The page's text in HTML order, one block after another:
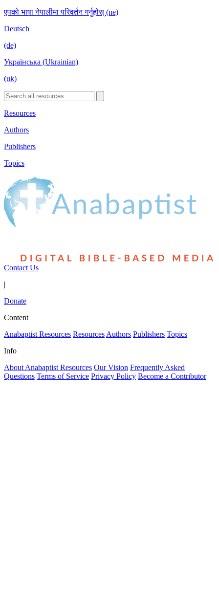
एपको भाषा नेपालीमा परिवर्तन गर्नुहोस् (ne)
Deutsch
(de)
Українська (Ukrainian)
(uk)
Resources
Authors
Publishers
Topics
Contact Us
|
Donate
Content
Anabaptist Resources Resources Authors Publishers Topics
Info
About Anabaptist Resources Our Vision Frequently Asked
Questions Terms of Service Privacy Policy Become a Contributor